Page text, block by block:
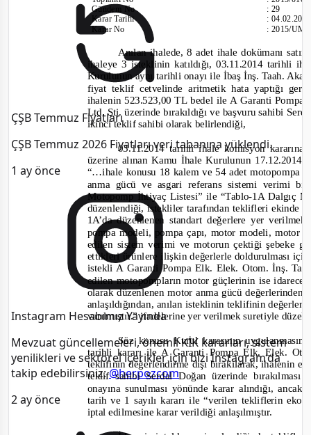
ÇŞB Temmuz Fiyatları
ÇŞB Temmuz 2026 Fiyatları veri tabanına yüklendi.
1 ay önce
Instagram Hesabımız Yayında
Mevzuat güncellemeleri, önemli KİK kararları, sistem
yenilikleri ve sektörel içerikler için bizi Instagram’da
takip edebilirsiniz:@herpozcom
2 ay önce
Gündem No
Karar Tarihi
Karar No
:29
:
:2015/
Anılan ihalede, 8 adet ihale dokümanı
ihaleye 3 isteklinin katıldığı,03.11.2014 tarihli
Kurulununaynı tarihli onayı ile İbaş İnş. Taah.
fiyat teklif cetvelinde aritmetik hata yaptığı
ihalenin 523.523,00 TLbedel ile A Garanti
Ltd. Şti. üzerinde bırakıldığı ve başvuru sahibi
ikinci teklif sahibi olarak belirlendiği,
03.11.2014tarihli ihale komisyon
üzerine alınan Kamu İhale Kurulunun 17.12.2014
“…ihale konusu 18 kalem ve 54 adet motopompa
anma gücü ve asgari referans sistemi verimi
Motopomp İhtiyaç Listesi” ile “Tablo-1A Dalgıç
düzenlendiği, istekliler tarafından teklifleri ekinde
1A’da düzenlenen standart değerlere yer
pompa modeli, pompa çapı, motor modeli,
edilen sistem verimi ve motorun çektiği şebeke
ettikleri ürünlere ilişkin değerlerle doldurulması için
istekli A Garanti Pompa Elk. Elek. Otom. İnş.
edilen motopompların motor güçlerinin ise idarece
olarak düzenlenen motor anma gücü değerlerinden
anlaşıldığından, anılan isteklinin teklifinin
varılmıştır.”ifadelerine yer verilmek suretiyle
Söz konusu Kurul kararının
tarihli kararı ile A Garanti Pompa Elk. Elek.
teklifinin değerlendirme dışı bırakılarak, ihalenin
teklif sahibi Serdal Doğan üzerinde
onayına sunulması yönünde karar alındığı,
tarih ve 1 sayılı kararı ile“verilen tekliflerin
iptal edilmesine karar verildiği anlaşılmıştır.